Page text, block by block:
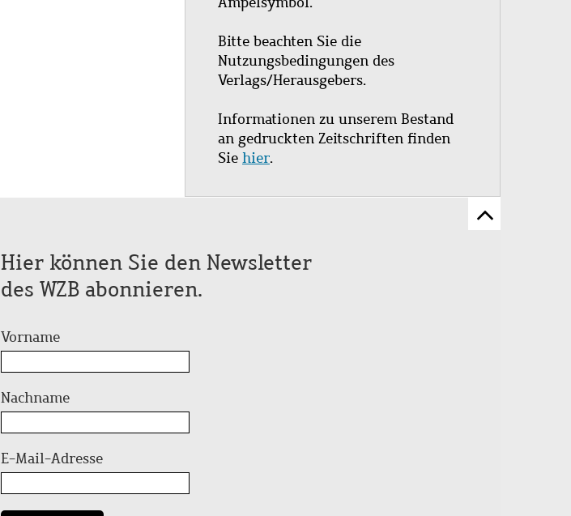
Bitte beachten Sie die
Nutzungsbedingungen des
Verlags/Herausgebers.
Informationen zu unserem Bestand
an gedruckten Zeitschriften finden
Sie hier.
Zum
Hier können Sie den Newsletter
des WZB abonnieren.
Vorname
Nachname
E-Mail-Adresse